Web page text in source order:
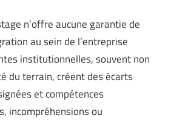
n’offre aucune garantie de
au sein de l’entreprise
institutionnelles, souvent non
du terrain, créent des écarts
et compétences
incompréhensions ou